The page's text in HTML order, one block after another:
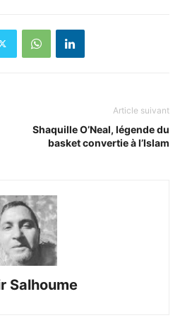
Article suivant
Shaquille O’Neal, légende du
basket convertie à l’Islam
Salhoume